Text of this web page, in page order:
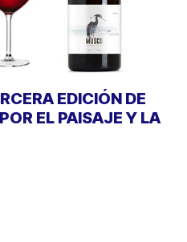
EDICIÓN DE
EL PAISAJE Y LA